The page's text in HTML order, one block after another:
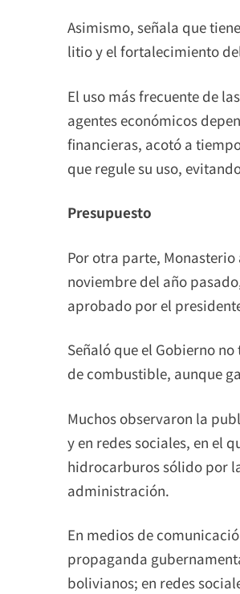
Asimismo, señala que
litio y el fortalecimiento
El uso más frecuente de
agentes económicos
financieras, acotó a
que regule su uso,
Presupuesto
Por otra parte,
noviembre del año
aprobado por el
Señaló que el Gobierno
de combustible, aunque
Muchos observaron la
y en redes sociales, en el
hidrocarburos sólido por
administración.
En medios de
propaganda
bolivianos; en redes